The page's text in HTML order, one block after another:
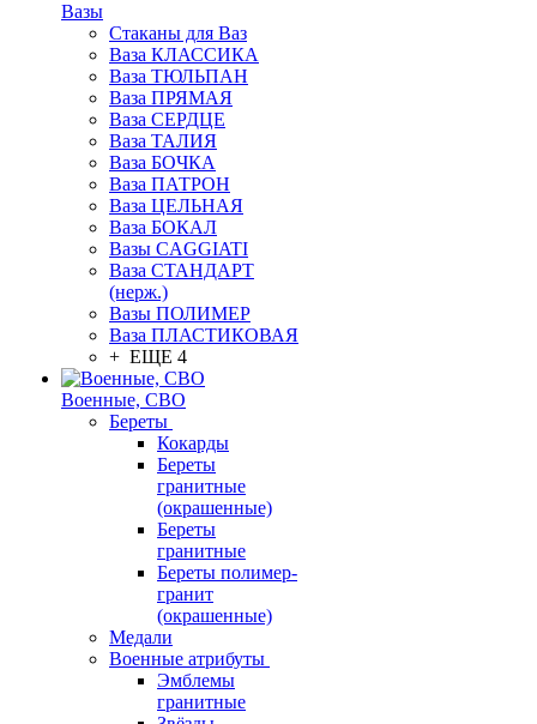
Вазы
Стаканы для Ваз
Ваза КЛАССИКА
Ваза ТЮЛЬПАН
Ваза ПРЯМАЯ
Ваза СЕРДЦЕ
Ваза ТАЛИЯ
Ваза БОЧКА
Ваза ПАТРОН
Ваза ЦЕЛЬНАЯ
Ваза БОКАЛ
Вазы CAGGIATI
Ваза СТАНДАРТ
(нерж.)
Вазы ПОЛИМЕР
Ваза ПЛАСТИКОВАЯ
+ ЕЩЕ 4
Военные, СВО
Береты
Кокарды
Береты
гранитные
(окрашенные)
Береты
гранитные
Береты полимер-
гранит
(окрашенные)
Медали
Военные атрибуты
Эмблемы
гранитные